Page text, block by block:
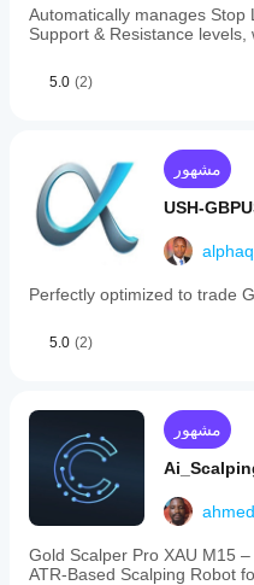
Automatically manages Stop
Support & Resistance
5.0 (2)
مشهور
USH-
Perfectly optimized to trade
5.0 (2)
مشهور
Gold Scalper Pro XAU M15
ATR‑Based Scalping Robot